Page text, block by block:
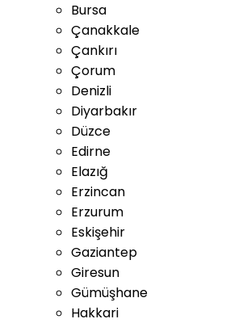
Bursa
Çanakkale
Çankırı
Çorum
Denizli
Diyarbakır
Düzce
Edirne
Elazığ
Erzincan
Erzurum
Eskişehir
Gaziantep
Giresun
Gümüşhane
Hakkari